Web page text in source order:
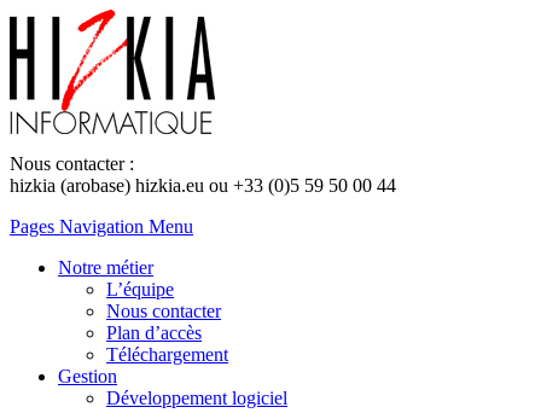
Nous contacter :
hizkia (arobase) hizkia.eu ou +33 (0)5 59 50 00 44
Pages Navigation Menu
Notre métier
L’équipe
Nous contacter
Plan d’accès
Téléchargement
Gestion
Développement logiciel